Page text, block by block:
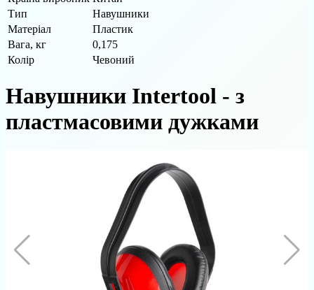
Тип
Навушники
Матеріал
Пластик
Вага, кг
0,175
Колір
Чевоний
Навушники Intertool - з
пластмасовими дужками